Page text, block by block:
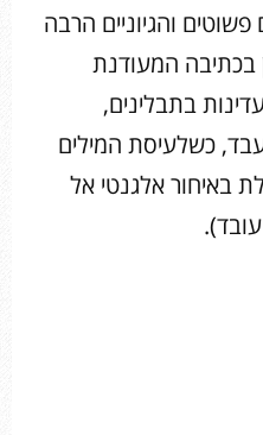
והגיוניים הרבה
בכתיבה המעודנת
בתבלינים,
כשלעיסת המילים
באיחור אלגנטי אל